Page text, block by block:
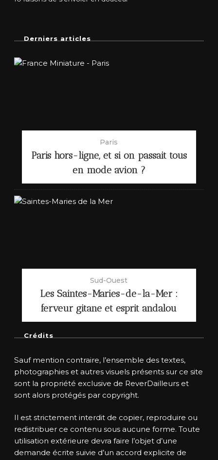
Derniers articles
Paris
Paris hors-ligne, et si on passait tous
en mode avion ?
Sud-Ouest
Les Saintes-Maries-de-la-Mer :
ferveur gitane et esprit andalou
Crédits
Sauf mention contraire, l’ensemble des textes,
photographies et autres visuels présents sur ce site
sont la propriété exclusive de ReverDailleurs et
sont alors protégés par copyright.
Il est strictement interdit de copier, reproduire ou
redistribuer ce contenu sous aucune forme. Toute
utilisation extérieure devra faire l’objet d’une
demande écrite suivie d’un accord explicite de